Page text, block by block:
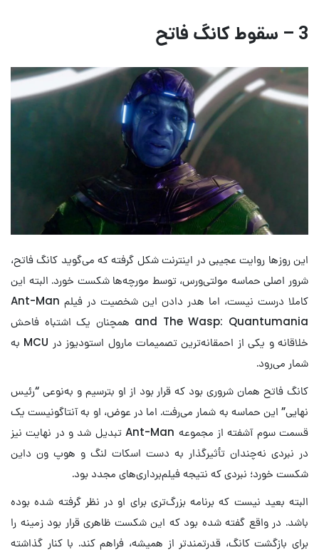
3 – سقوط کانگ فاتح
این روزها روایت عجیبی در اینترنت شکل گرفته که می‌گوید کانگ فاتح،
شرور اصلی حماسه مولتی‌ورس، توسط مورچه‌ها شکست خورد. البته این
کاملا درست نیست، اما هدر دادن این شخصیت در فیلم Ant-Man
and The Wasp: Quantumania همچنان یک اشتباه فاحش
خلاقانه و یکی از احمقانه‌ترین تصمیمات مارول استودیوز در MCU به
شمار می‌رود.
کانگ فاتح همان شروری بود که قرار بود از او بترسیم و به‌نوعی “رئیس
نهایی” این حماسه به شمار می‌رفت. اما در عوض، او به آنتاگونیست یک
قسمت سوم آشفته از مجموعه Ant-Man تبدیل شد و در نهایت نیز
در نبردی نه‌چندان تأثیرگذار به دست اسکات لنگ و هوپ ون داین
شکست خورد؛ نبردی که نتیجه فیلم‌برداری‌های مجدد بود.
البته بعید نیست که برنامه بزرگ‌تری برای او در نظر گرفته شده بوده
باشد. در واقع گفته شده بود که این شکست ظاهری قرار بود زمینه را
برای بازگشت کانگ، قدرتمندتر از همیشه، فراهم کند. با کنار گذاشته